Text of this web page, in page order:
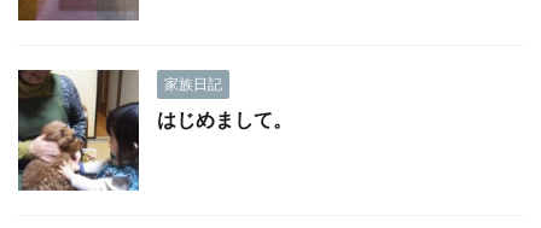
家族日記
はじめまして。